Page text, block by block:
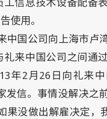
信息技术设备配备
使用。
中国公司向上海市卢
来中国公司之间通
年2月26 日 向礼来
发信。事情没解决之
没做出解雇决定，